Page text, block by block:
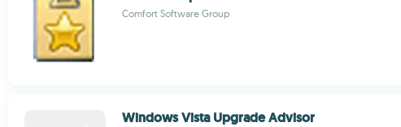
Comfort Software Group
Windows Vista Upgrade Advisor